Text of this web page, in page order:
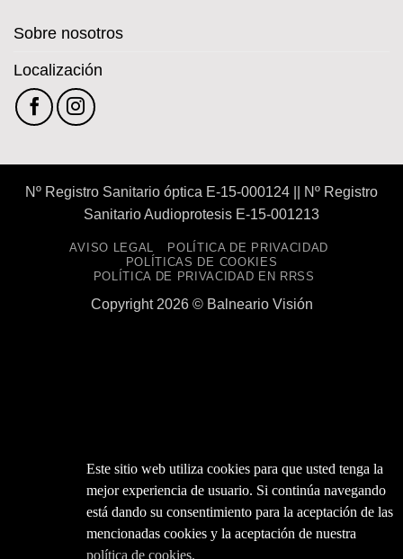
Sobre nosotros
Localización
Nº Registro Sanitario óptica E-15-000124 || Nº Registro
Sanitario Audioprotesis E-15-001213
AVISO LEGAL
POLÍTICA DE PRIVACIDAD
POLÍTICAS DE COOKIES
POLÍTICA DE PRIVACIDAD EN RRSS
Copyright 2026 © Balneario Visión
Este sitio web utiliza cookies para que usted tenga la
mejor experiencia de usuario. Si continúa navegando
está dando su consentimiento para la aceptación de las
mencionadas cookies y la aceptación de nuestra
política de cookies.